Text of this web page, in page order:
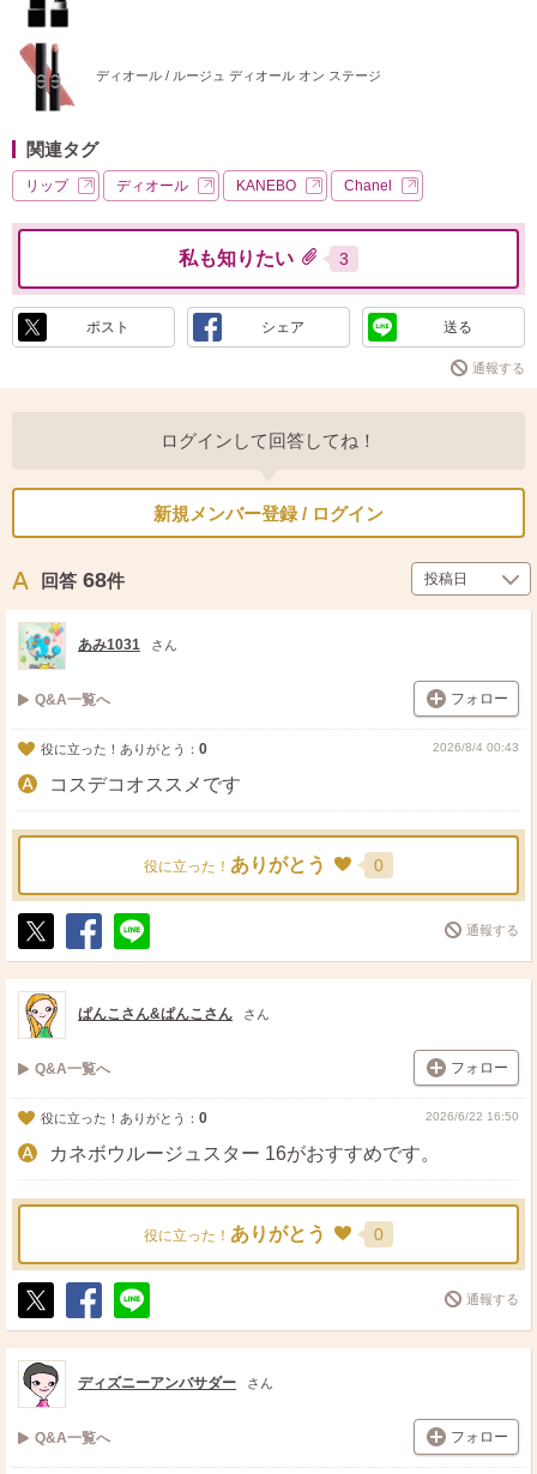
ディオール / ルージュ ディオール オン ステージ
関連タグ
リップ ディオール KANEBO Chanel
私も知りたい 3
ポスト シェア 送る
通報する
ログインして回答してね！
新規メンバー登録 / ログイン
回答 68件
あみ1031 さん
Q&A一覧へ フォロー
役に立った！ありがとう： 0 2026/8/4 00:43
コスデコオススメです
役に立った！ ありがとう 0
ポ
ス
ト
シ
ェ
送
る
通報する
ぱんこさん&ぱんこさん さん
Q&A一覧へ フォロー
役に立った！ありがとう： 0 2026/6/22 16:50
カネボウルージュスター 16がおすすめです。
役に立った！ ありがとう 0
ポ
ス
ト
シ
ェ
送
る
通報する
ディズニーアンバサダー さん
Q&A一覧へ フォロー